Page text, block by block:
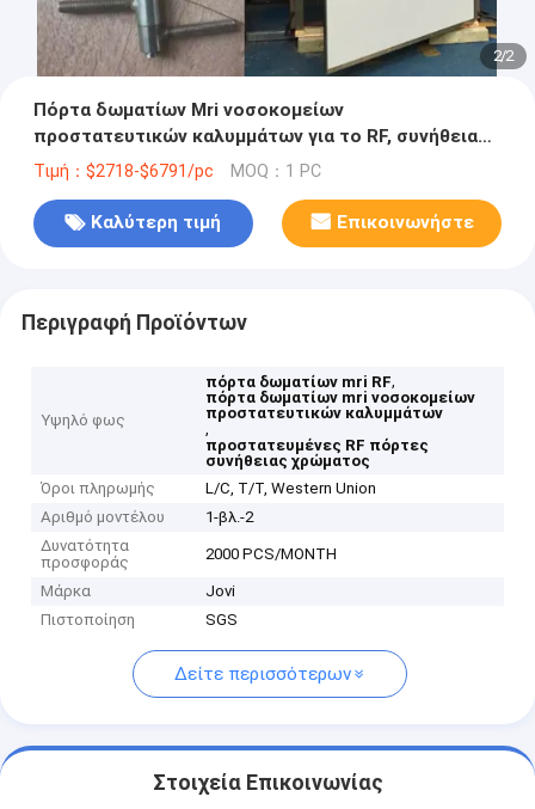
2/2
Πόρτα δωματίων Mri νοσοκομείων
προστατευτικών καλυμμάτων για το RF, συνήθεια
χρώματος
Τιμή：$2718-$6791/pc MOQ：1 PC
Καλύτερη τιμή Επικοινωνήστε
Περιγραφή Προϊόντων
Υψηλό φως
πόρτα δωματίων mri RF,
πόρτα δωματίων mri νοσοκομείων
προστατευτικών καλυμμάτων
,
προστατευμένες RF πόρτες
συνήθειας χρώματος
Όροι πληρωμής
L/C, T/T, Western Union
Αριθμό μοντέλου
1-βλ.-2
Δυνατότητα
προσφοράς
2000 PCS/MONTH
Μάρκα
Jovi
Πιστοποίηση
SGS
Δείτε περισσότερων
Στοιχεία Επικοινωνίας